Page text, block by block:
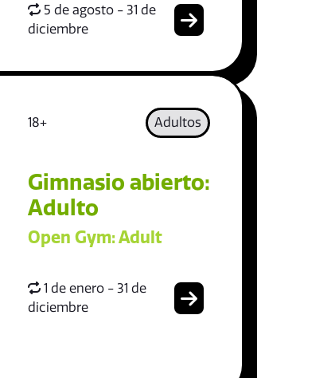
5 de agosto - 31 de
diciembre
18+ Adultos
Gimnasio abierto:
Adulto
Open Gym: Adult
1 de enero - 31 de
diciembre